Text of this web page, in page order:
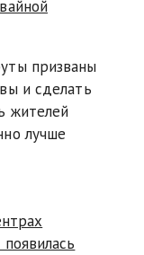
призваны
и сделать
жителей
лучше